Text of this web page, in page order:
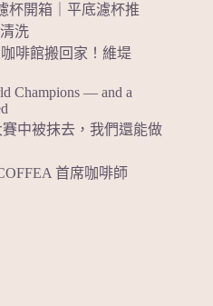
杯開箱｜平底濾杯推
洗
咖啡館搬回家！維堤
Champions — and a
中被抹去，我們還能做
首席咖啡師